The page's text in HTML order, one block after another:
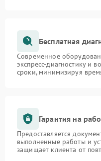
Бесплатная
Современное
экспресс-диагностику и
сроки, минимизируя
Гарантия на
Предоставляется
выполненные работы и
защищает клиента от